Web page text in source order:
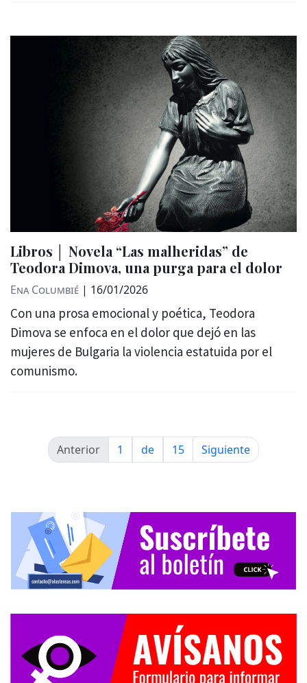
Libros │ Novela “Las malheridas” de
Teodora Dimova, una purga para el dolor
Ena Columbié | 16/01/2026
Con una prosa emocional y poética, Teodora
Dimova se enfoca en el dolor que dejó en las
mujeres de Bulgaria la violencia estatuida por el
comunismo.
Anterior 1 de 15 Siguiente